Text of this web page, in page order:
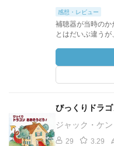
感想・レビュー
補聴器が当時の
とはだいぶ違うが
びっくりドラ
ジャック・ケ
29 3.29